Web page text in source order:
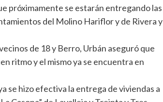
próximamente se estarán entregando las
del Molino Hariflor y de Rivera y
de 18 y Berro, Urbán aseguró que
ritmo y el mismo ya se encuentra en
se hizo efectiva la entrega de viviendas a